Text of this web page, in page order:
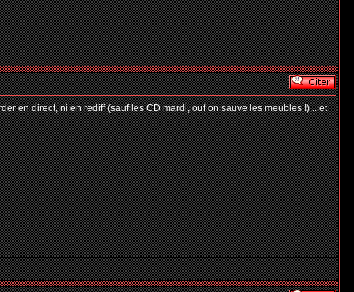
en direct, ni en rediff (sauf les CD mardi, ouf on sauve les meubles !)... et